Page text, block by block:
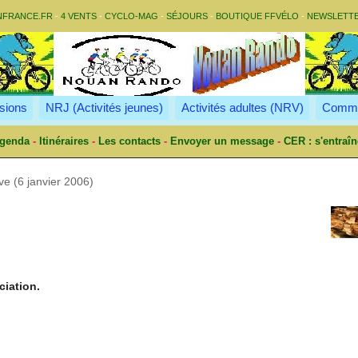
- 4 VENTS - CYCLO-MAG - SÉJOURS - BOUTIQUE FFVÉLO -
NRJ (Activités jeunes) Activités adultes (NRV)
- Itinéraires- Les contacts- Envoyer un message- CER :
(6 janvier 2006)